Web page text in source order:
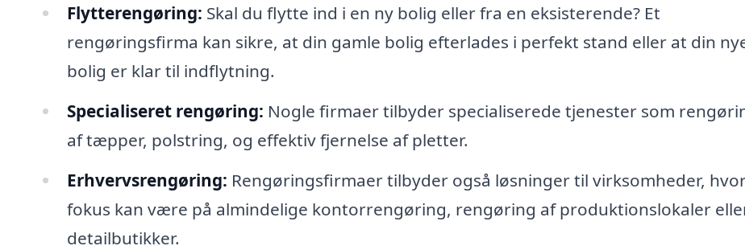
Flytterengøring: Skal du flytte ind i en ny bolig eller fra en eksisterende? Et
rengøringsfirma kan sikre, at din gamle bolig efterlades i perfekt stand eller at din
bolig er klar til indflytning.
Specialiseret rengøring: Nogle firmaer tilbyder specialiserede tjenester som
af tæpper, polstring, og effektiv fjernelse af pletter.
Erhvervsrengøring: Rengøringsfirmaer tilbyder også løsninger til virksomheder,
fokus kan være på almindelige kontorrengøring, rengøring af produktionslokaler
detailbutikker.